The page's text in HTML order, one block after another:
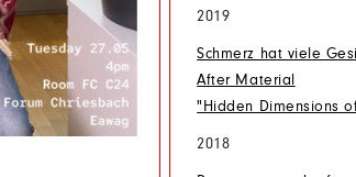
2019
Schmerz hat viele
After Material
"Hidden Dimensions
2018